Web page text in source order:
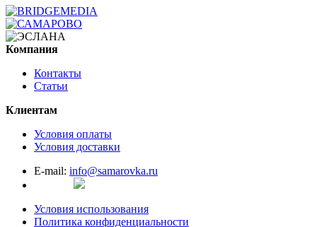
Компания
Контакты
Статьи
Клиентам
Условия оплаты
Условия доставки
E-mail: info@samarovka.ru
Условия использования
Политика конфиденциальности